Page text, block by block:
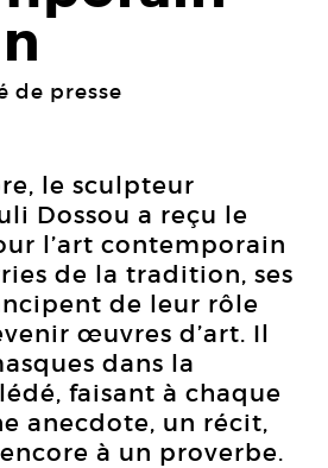
de presse
le sculpteur
Dossou a reçu le
l’art contemporain
de la tradition, ses
de leur rôle
œuvres d’art. Il
dans la
faisant à chaque
anecdote, un récit,
à un proverbe.